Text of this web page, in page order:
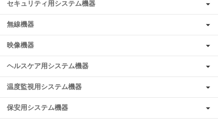
セキュリティ用システム機器
無線機器
映像機器
ヘルスケア用システム機器
温度監視用システム機器
保安用システム機器